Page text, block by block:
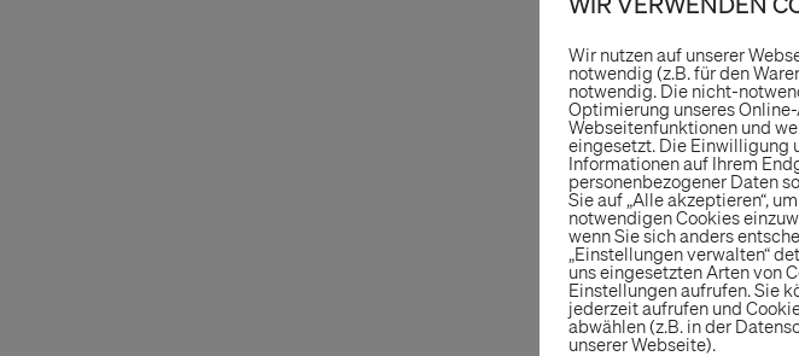
Wir nutzen auf unserer
notwendig (z.B. für den
notwendig. Die nicht-
Optimierung unseres
Webseitenfunktionen und
eingesetzt. Die Einwilligung
Informationen auf Ihrem
personenbezogener Daten
Sie auf „Alle akzeptieren“,
notwendigen Cookies
wenn Sie sich anders
„Einstellungen verwalten“
uns eingesetzten Arten von
Einstellungen aufrufen. Sie
jederzeit aufrufen und
abwählen (z.B. in der
unserer Webseite).